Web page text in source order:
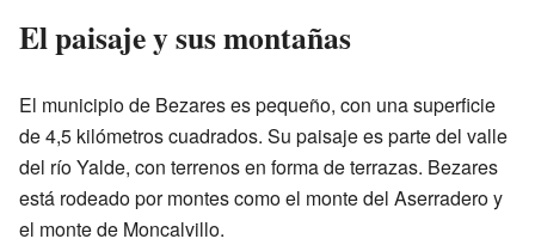
El paisaje y sus montañas
El municipio de Bezares es pequeño, con una superficie
de 4,5 kilómetros cuadrados. Su paisaje es parte del valle
del río Yalde, con terrenos en forma de terrazas. Bezares
está rodeado por montes como el monte del Aserradero y
el monte de Moncalvillo.